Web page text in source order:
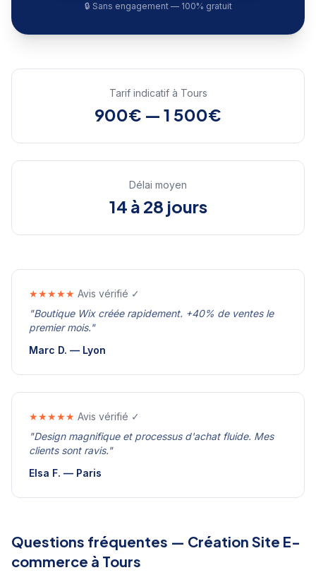
🔒 Sans engagement — 100% gratuit
Tarif indicatif à Tours
900€ — 1 500€
Délai moyen
14 à 28 jours
★★★★★ Avis vérifié ✓
"Boutique Wix créée rapidement. +40% de ventes le
premier mois."
Marc D. — Lyon
★★★★★ Avis vérifié ✓
"Design magnifique et processus d'achat fluide. Mes
clients sont ravis."
Elsa F. — Paris
Questions fréquentes — Création Site E-
commerce à Tours